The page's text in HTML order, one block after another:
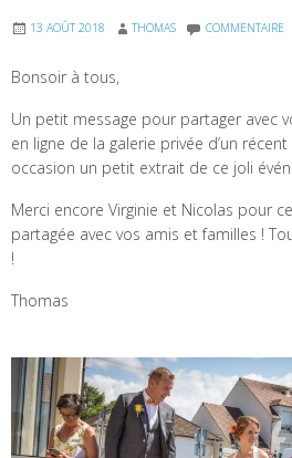
13 AOÛT 2018 THOMAS COMMENTAIRE
Bonsoir à tous,
Un petit message pour partager avec
en ligne de la galerie privée d’un
occasion un petit extrait de ce joli
Merci encore Virginie et Nicolas pour
partagée avec vos amis et familles !
!
Thomas